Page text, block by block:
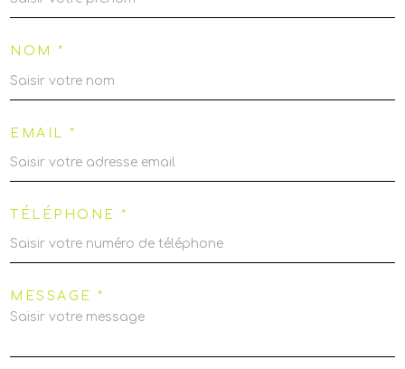
NOM *
EMAIL *
TÉLÉPHONE *
MESSAGE *